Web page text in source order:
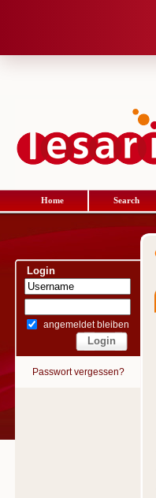
Home Search
Login
angemeldet bleiben
Passwort vergessen?